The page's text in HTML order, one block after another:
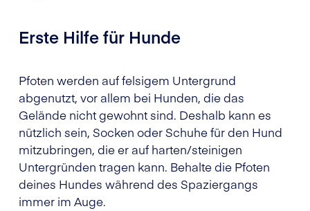
Erste Hilfe für Hunde
Pfoten werden auf felsigem Untergrund
abgenutzt, vor allem bei Hunden, die das
Gelände nicht gewohnt sind. Deshalb kann es
nützlich sein, Socken oder Schuhe für den Hund
mitzubringen, die er auf harten/steinigen
Untergründen tragen kann. Behalte die Pfoten
deines Hundes während des Spaziergangs
immer im Auge.